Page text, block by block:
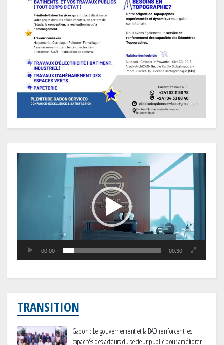
00:30
Gabon : Le gouvernement et la BAD renforcent les
la performance des projets